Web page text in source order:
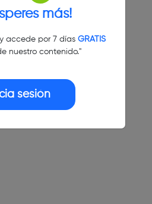
más!
accede por 7 días GRATIS
nuestro contenido."
sesión